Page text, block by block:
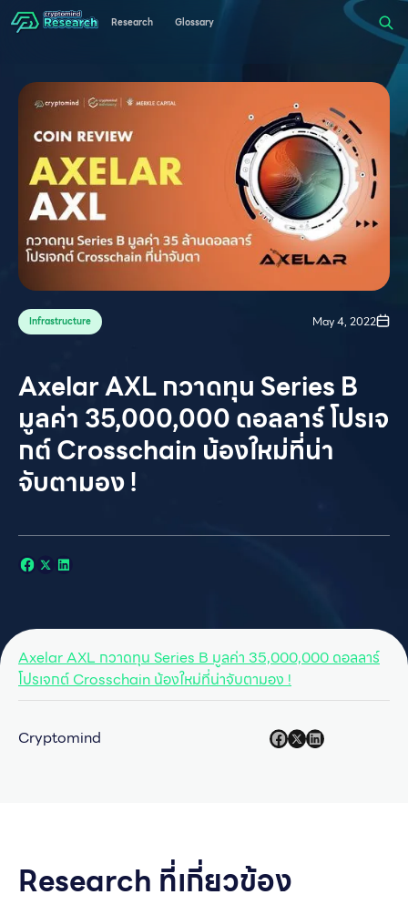
Research Glossary
Infrastructure May 4, 2022
Axelar AXL กวาดทุน Series B
มูลค่า 35,000,000 ดอลลาร์ โปรเจ
กต์ Crosschain น้องใหม่ที่น่า
จับตามอง !
Axelar AXL กวาดทุน Series B มูลค่า 35,000,000 ดอลลาร์
โปรเจกต์ Crosschain น้องใหม่ที่น่าจับตามอง !
Cryptomind
Research ที่เกี่ยวข้อง